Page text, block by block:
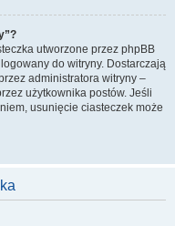
utworzone przez phpBB
do witryny. Dostarczają
administratora witryny –
użytkownika postów. Jeśli
usunięcie ciasteczek może